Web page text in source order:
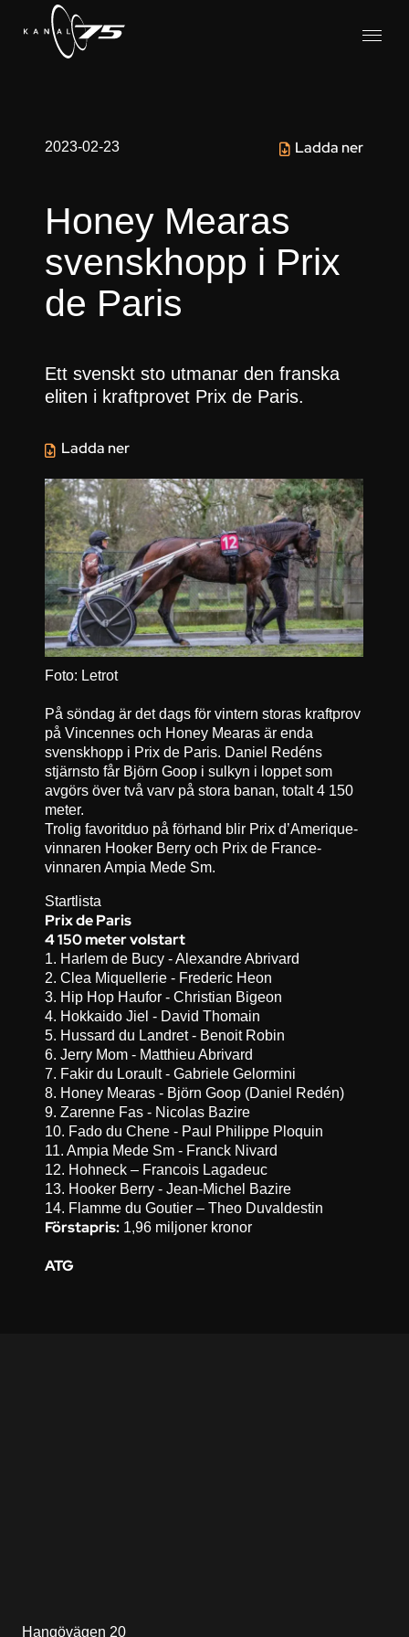
2023-02-23
Foto: Letrot
Ladda ner
Honey Mearas
svenskhopp i Prix
de Paris
Ett svenskt sto utmanar den franska
eliten i kraftprovet Prix de Paris.
På söndag är det dags för vintern storas kraftprov
på Vincennes och Honey Mearas är enda
svenskhopp i Prix de Paris. Daniel Redéns
stjärnsto får Björn Goop i sulkyn i loppet som
avgörs över två varv på stora banan, totalt 4 150
meter.
Trolig favoritduo på förhand blir Prix d’Amerique-
vinnaren Hooker Berry och Prix de France-
vinnaren Ampia Mede Sm.
Startlista
Prix de Paris
4 150 meter volstart
1. Harlem de Bucy - Alexandre Abrivard
2. Clea Miquellerie - Frederic Heon
3. Hip Hop Haufor - Christian Bigeon
4. Hokkaido Jiel - David Thomain
5. Hussard du Landret - Benoit Robin
6. Jerry Mom - Matthieu Abrivard
7. Fakir du Lorault - Gabriele Gelormini
8. Honey Mearas - Björn Goop (Daniel Redén)
9. Zarenne Fas - Nicolas Bazire
10. Fado du Chene - Paul Philippe Ploquin
11. Ampia Mede Sm - Franck Nivard
12. Hohneck – Francois Lagadeuc
13. Hooker Berry - Jean-Michel Bazire
14. Flamme du Goutier – Theo Duvaldestin
Förstapris: 1,96 miljoner kronor
Ladda ner
ATG
Hangövägen 20